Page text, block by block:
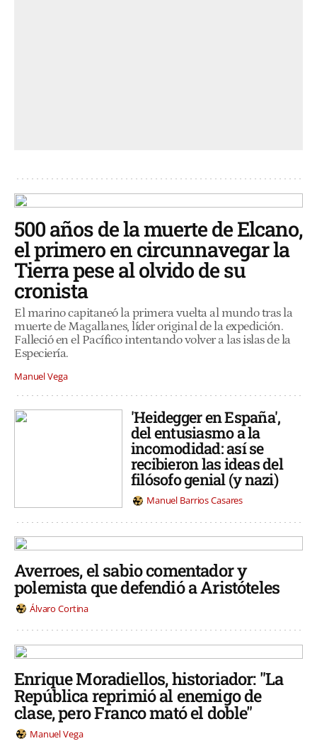
500 años de la muerte de Elcano,
el primero en circunnavegar la
Tierra pese al olvido de su
cronista
El marino capitaneó la primera vuelta al mundo tras la
muerte de Magallanes, líder original de la expedición.
Falleció en el Pacífico intentando volver a las islas de la
Especiería.
Manuel Vega
'Heidegger en España',
del entusiasmo a la
incomodidad: así se
recibieron las ideas del
filósofo genial (y nazi)
Manuel Barrios Casares
Averroes, el sabio comentador y
polemista que defendió a Aristóteles
Álvaro Cortina
Enrique Moradiellos, historiador: "La
República reprimió al enemigo de
clase, pero Franco mató el doble"
Manuel Vega